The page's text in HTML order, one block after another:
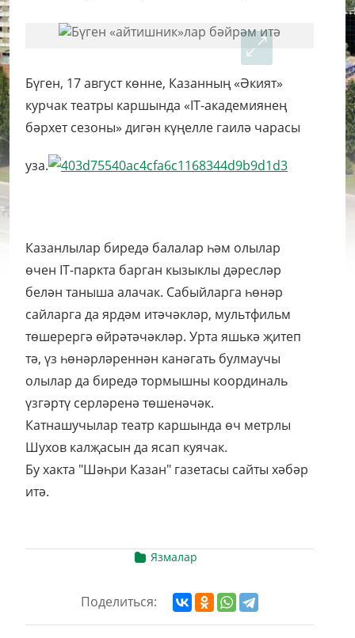
Бүген, 17 август көнне, Казанның «Әкият»
курчак театры каршында «IT-академиянең
бәрхет сезоны» дигән күңелле гаилә чарасы
уза.
Казанлылар биредә балалар һәм олылар
өчен IT-паркта барган кызыклы дәресләр
белән таныша алачак. Сабыйларга һөнәр
сайларга да ярдәм итәчәкләр, мультфильм
төшерергә өйрәтәчәкләр. Урта яшькә җитеп
тә, үз һөнәрләреннән канәгать булмаучы
олылар да биредә тормышны координаль
үзгәртү серләренә төшенәчәк.
Катнашучылар театр каршында өч метрлы
Шухов калҗасын да ясап куя­чак.
Бу хакта "Шәһри Казан" газетасы сайты хәбәр
итә.
Язмалар
Поделиться: